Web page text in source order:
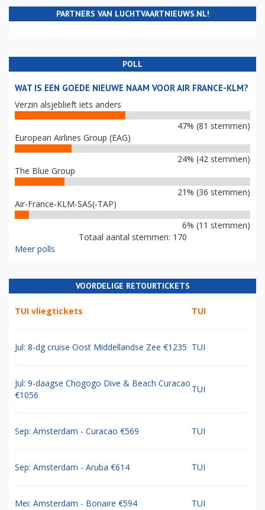
PARTNERS VAN LUCHTVAARTNIEUWS.NL!
POLL
WAT IS EEN GOEDE NIEUWE NAAM VOOR AIR FRANCE-KLM?
Verzin alsjeblieft iets anders
47% (81 stemmen)
European Airlines Group (EAG)
24% (42 stemmen)
The Blue Group
21% (36 stemmen)
Air-France-KLM-SAS(-TAP)
6% (11 stemmen)
Totaal aantal stemmen: 170
Meer polls
VOORDELIGE RETOURTICKETS
TUI vliegtickets TUI
Jul: 8-dg cruise Oost Middellandse Zee €1235 TUI
Jul: 9-daagse Chogogo Dive & Beach Curacao
€1056
TUI
Sep: Amsterdam - Curacao €569 TUI
Sep: Amsterdam - Aruba €614 TUI
Mei: Amsterdam - Bonaire €594 TUI